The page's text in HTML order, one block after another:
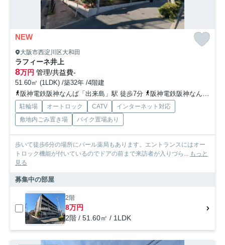
NEW
大阪市西淀川区大和田
ラフィーネ井上
8万円 管理/共益費-
51.60㎡ (1LDK) /築32年 /4階建
阪神電鉄阪神なんば「出来島」駅 徒歩7分
阪神電鉄阪神なんば「福」駅 徒歩7分
駐輪場 オートロック CATV
インターネット対応
敷地内ごみ置き場
バイク置場あり
歩いて徒歩6分の場所にパール薬局もあります。エントランスにはオー
トロック機能が付いているのでドアの前まで来訪者が入りづら... もっと
見る
募集中の部屋
2階
8万円
2階 / 51.60㎡ / 1LDK